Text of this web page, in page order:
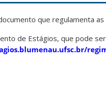
que regulamenta
de Estágios, que pode